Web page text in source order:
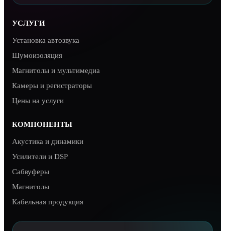
УСЛУГИ
Установка автозвука
Шумоизоляция
Магнитолы и мультимедиа
Камеры и регистраторы
Цены на услуги
КОМПОНЕНТЫ
Акустика и динамики
Усилители и DSP
Сабвуферы
Магнитолы
Кабельная продукция